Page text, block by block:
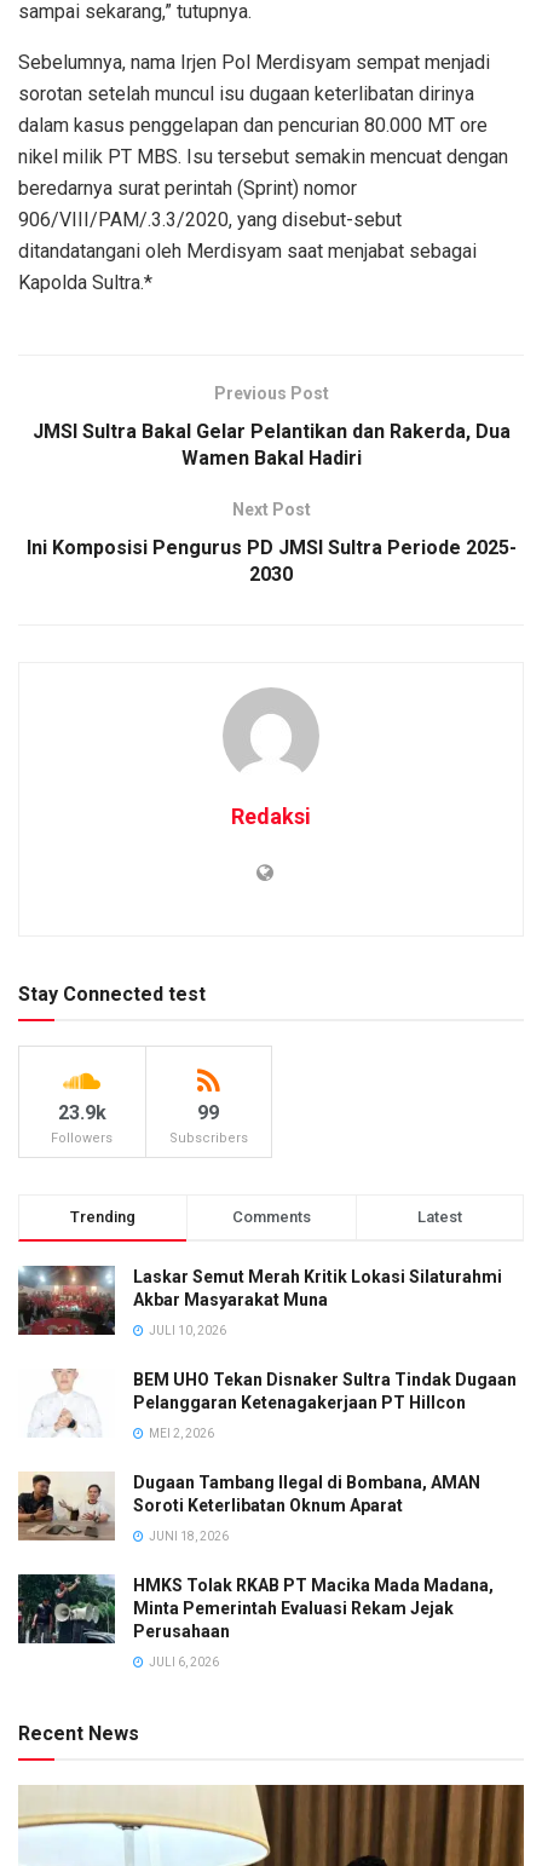
sampai sekarang,” tutupnya.
Sebelumnya, nama Irjen Pol Merdisyam sempat menjadi
sorotan setelah muncul isu dugaan keterlibatan dirinya
dalam kasus penggelapan dan pencurian 80.000 MT ore
nikel milik PT MBS. Isu tersebut semakin mencuat dengan
beredarnya surat perintah (Sprint) nomor
906/VIII/PAM/.3.3/2020, yang disebut-sebut
ditandatangani oleh Merdisyam saat menjabat sebagai
Kapolda Sultra.*
Previous Post
JMSI Sultra Bakal Gelar Pelantikan dan Rakerda, Dua
Wamen Bakal Hadiri
Next Post
Ini Komposisi Pengurus PD JMSI Sultra Periode 2025-
2030
Redaksi
Stay Connected test
23.9k
Followers
99
Subscribers
Trending Comments Latest
Laskar Semut Merah Kritik Lokasi Silaturahmi
Akbar Masyarakat Muna
JULI 10, 2026
BEM UHO Tekan Disnaker Sultra Tindak Dugaan
Pelanggaran Ketenagakerjaan PT Hillcon
MEI 2, 2026
Dugaan Tambang Ilegal di Bombana, AMAN
Soroti Keterlibatan Oknum Aparat
JUNI 18, 2026
HMKS Tolak RKAB PT Macika Mada Madana,
Minta Pemerintah Evaluasi Rekam Jejak
Perusahaan
JULI 6, 2026
Recent News